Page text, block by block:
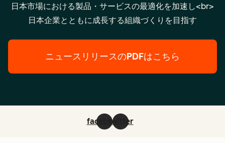
日本市場における製品・サービスの最適化を加速し<br>
日本企業とともに成長する組織づくりを目指す
ニュースリリースのPDFはこちら
facebooktwitter